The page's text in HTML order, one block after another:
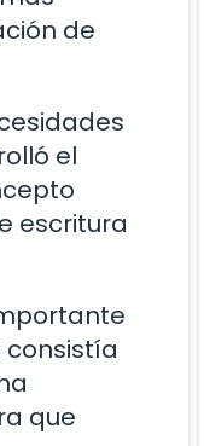
de
el
escritura
consistía
que